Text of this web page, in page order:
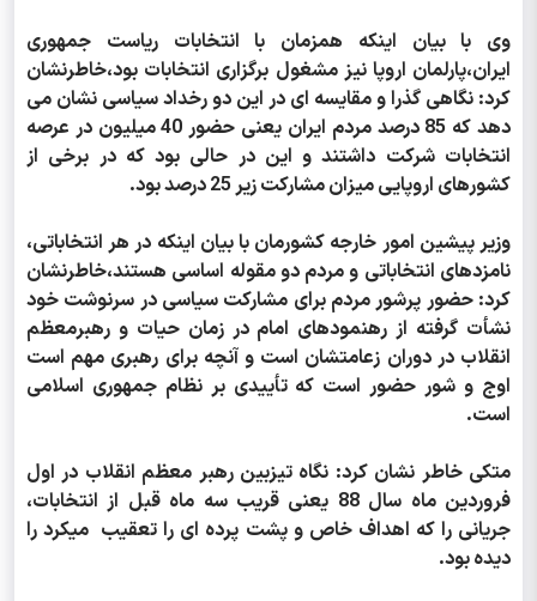
وی با بیان اینکه همزمان با انتخابات ریاست جمهوری
ایران،پارلمان اروپا نیز مشغول برگزاری انتخابات بود،خاطرنشان
کرد: نگاهی گذرا و مقایسه ای در این دو رخداد سیاسی نشان می
دهد که 85 درصد مردم ایران یعنی حضور 40 میلیون در عرصه
انتخابات شرکت داشتند و این در حالی بود که در برخی از
کشورهای اروپایی میزان مشارکت زیر 25 درصد بود.
وزیر پیشین امور خارجه کشورمان با بیان اینکه در هر انتخاباتی،
نامزدهای انتخاباتی و مردم دو مقوله اساسی هستند،خاطرنشان
کرد: حضور پرشور مردم برای مشارکت سیاسی در سرنوشت خود
نشأت گرفته از رهنمودهای امام در زمان حیات و رهبرمعظم
انقلاب در دوران زعامتشان است و آنچه برای رهبری مهم است
اوج و شور حضور است که تأییدی بر نظام جمهوری اسلامی
است.
متکی خاطر نشان کرد: نگاه تیزبین رهبر معظم انقلاب در اول
فروردین ماه سال 88 یعنی قریب سه ماه قبل از انتخابات،
جریانی را که اهداف خاص و پشت پرده ای را تعقیب میکرد را
دیده بود.